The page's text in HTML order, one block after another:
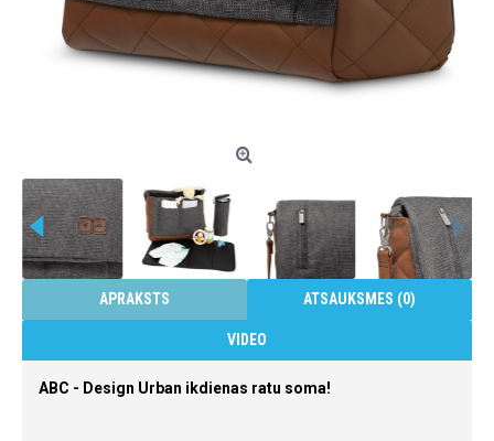
APRAKSTS ATSAUKSMES (0)
VIDEO
ABC - Design Urban ikdienas ratu soma!